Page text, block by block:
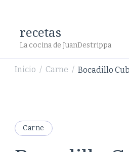
recetas
La cocina de JuanDestrippa
Inicio / Carne / Bocadillo
Carne